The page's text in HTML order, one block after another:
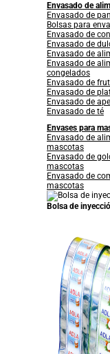
Envasado de
Envasado de
Bolsas para
Envasado de
Envasado de
Envasado de
Envasado de
congelados
Envasado de
Envasado de
Envasado de
Envasado de té
Envases para
Envasado de
mascotas
Envasado de
mascotas
Envasado de
mascotas
Bolsa de